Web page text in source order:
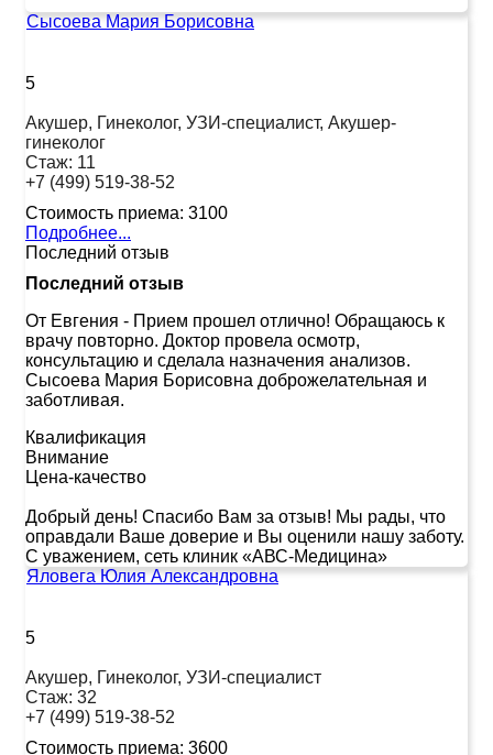
Сысоева Мария Борисовна
5
Акушер, Гинеколог, УЗИ-специалист, Акушер-
гинеколог
Стаж: 11
+7 (499) 519-38-52
Стоимость приема: 3100
Подробнее...
Последний отзыв
Последний отзыв
От Евгения - Прием прошел отлично! Обращаюсь к
врачу повторно. Доктор провела осмотр,
консультацию и сделала назначения анализов.
Сысоева Мария Борисовна доброжелательная и
заботливая.
Квалификация
Внимание
Цена-качество
Добрый день! Спасибо Вам за отзыв! Мы рады, что
оправдали Ваше доверие и Вы оценили нашу заботу.
С уважением, сеть клиник «АВС-Медицина»
Яловега Юлия Александровна
5
Акушер, Гинеколог, УЗИ-специалист
Стаж: 32
+7 (499) 519-38-52
Стоимость приема: 3600